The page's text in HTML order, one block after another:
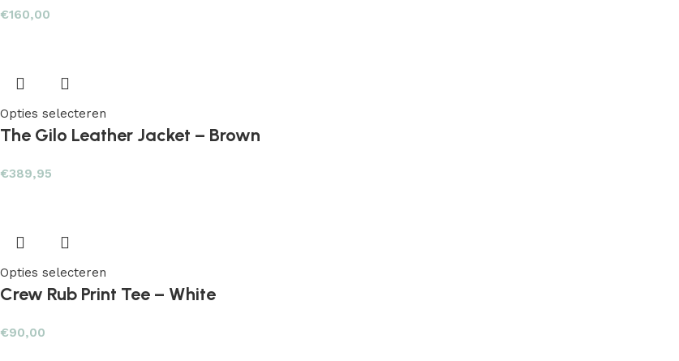
€160,00
Opties selecteren
The Gilo Leather Jacket – Brown
€389,95
Opties selecteren
Crew Rub Print Tee – White
€90,00